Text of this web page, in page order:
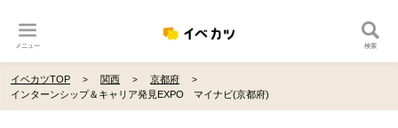
メニュー 検索
イベカツTOP 関西
京都府
インターンシップ＆キャリア発見EXPO マイナビ(京都府)